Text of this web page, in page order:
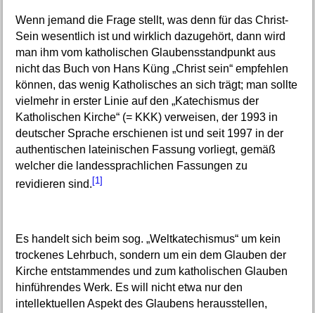
Wenn jemand die Frage stellt, was denn für das Christ-
Sein wesentlich ist und wirklich dazugehört, dann wird
man ihm vom katholischen Glaubensstandpunkt aus
nicht das Buch von Hans Küng „Christ sein“ empfehlen
können, das wenig Katholisches an sich trägt; man sollte
vielmehr in erster Linie auf den „Katechismus der
Katholischen Kirche“ (= KKK) verweisen, der 1993 in
deutscher Sprache erschienen ist und seit 1997 in der
authentischen lateinischen Fassung vorliegt, gemäß
welcher die landessprachlichen Fassungen zu
revidieren sind. [1]
Es handelt sich beim sog. „Weltkatechismus“ um kein
trockenes Lehrbuch, sondern um ein dem Glauben der
Kirche entstammendes und zum katholischen Glauben
hinführendes Werk. Es will nicht etwa nur den
intellektuellen Aspekt des Glaubens herausstellen,